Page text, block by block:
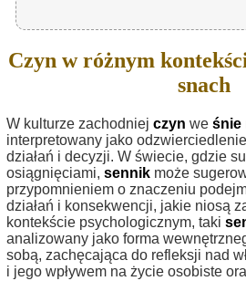
Czyn w różnym
snach
W kulturze zachodniej czyn we śnie
interpretowany jako
działań i decyzji. W świecie, gdzie
osiągnięciami, sennik może
przypomnieniem o znaczeniu
działań i konsekwencji, jakie niosą
kontekście psychologicznym, taki
analizowany jako forma
sobą, zachęcająca do refleksji nad
i jego wpływem na życie osobiste